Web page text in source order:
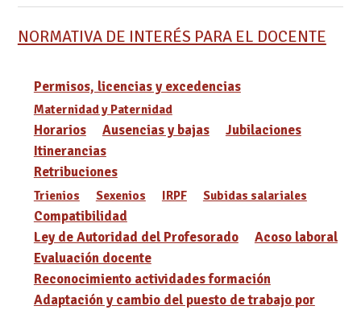
NORMATIVA DE INTERÉS PARA EL DOCENTE
Permisos, licencias y excedencias
Maternidad y Paternidad
Horarios Ausencias y bajas
Jubilaciones
Itinerancias
Retribuciones
Trienios Sexenios IRPF Subidas salariales
Compatibilidad
Ley de Autoridad del Profesorado
Acoso laboral
Evaluación docente
Reconocimiento actividades formación
Adaptación y cambio del puesto de trabajo por